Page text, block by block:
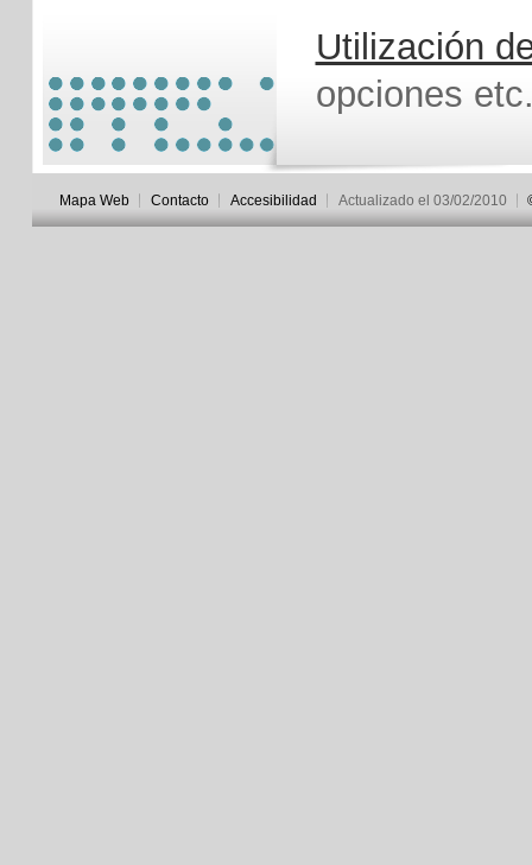
Utilización
opciones
Mapa Web Contacto Accesibilidad Actualizado el 03/02/2010